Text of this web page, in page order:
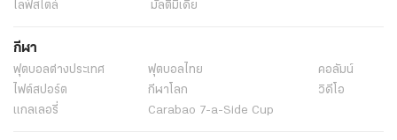
ไลฟ์สไตล์
มัลติมีเดีย
กีฬา
ฟุตบอลต่่างประเทศ ฟุตบอลไทย
คอลัมน์
ไฟต์สปอร์ต
กีฬาโลก
วิดีโอ
แกลเลอรี่
Carabao 7-a-Side Cup